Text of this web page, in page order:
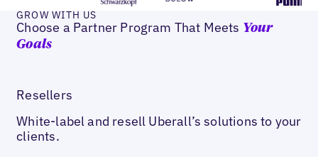
GROW WITH US
Choose a Partner Program That Meets Your
Goals
Resellers
White-label and resell Uberall’s solutions to your
clients.